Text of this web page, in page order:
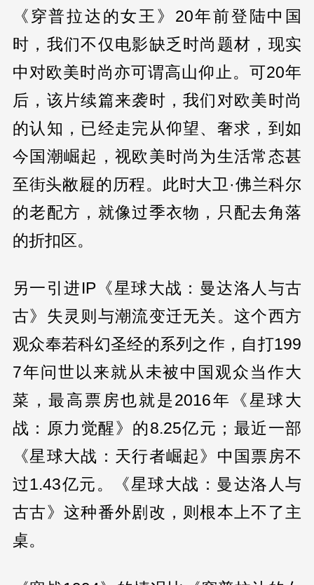
《穿普拉达的女王》20年前登陆中国
时，我们不仅电影缺乏时尚题材，现实
中对欧美时尚亦可谓高山仰止。可20年
后，该片续篇来袭时，我们对欧美时尚
的认知，已经走完从仰望、奢求，到如
今国潮崛起，视欧美时尚为生活常态甚
至街头敝屣的历程。此时大卫·佛兰科尔
的老配方，就像过季衣物，只配去角落
的折扣区。
另一引进IP《星球大战：曼达洛人与古
古》失灵则与潮流变迁无关。这个西方
观众奉若科幻圣经的系列之作，自打199
7年问世以来就从未被中国观众当作大
菜，最高票房也就是2016年《星球大
战：原力觉醒》的8.25亿元；最近一部
《星球大战：天行者崛起》中国票房不
过1.43亿元。《星球大战：曼达洛人与
古古》这种番外剧改，则根本上不了主
桌。